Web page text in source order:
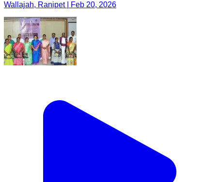
Wallajah, Ranipet | Feb 20, 2026